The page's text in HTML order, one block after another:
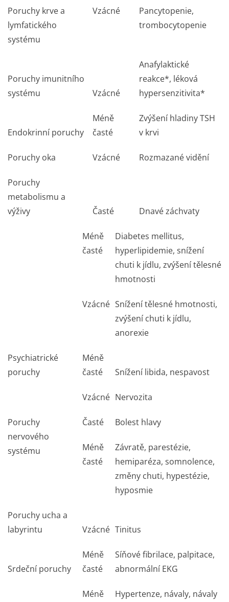
Poruchy krve a
lymfatického
systému
Vzácné
Pancytopenie,
trombocytopenie
Poruchy imunitního
systému
Vzácné
Anafylaktické
reakce*, léková
hypersenzitivita*
Endokrinní poruchy
Méně
časté
Zvýšení hladiny TSH
v krvi
Poruchy oka Vzácné Rozmazané vidění
Poruchy
metabolismu a
výživy
Časté Dnavé záchvaty
Méně
časté
Diabetes mellitus,
hyperlipidemie, snížení
chuti k jídlu, zvýšení tělesné
hmotnosti
Vzácné Snížení tělesné hmotnosti,
zvýšení chuti k jídlu,
anorexie
Psychiatrické
poruchy
Méně
časté
Snížení libida, nespavost
Vzácné Nervozita
Poruchy
nervového
systému
Časté Bolest hlavy
Méně
časté
Závratě, parestézie,
hemiparéza, somnolence,
změny chuti, hypestézie,
hyposmie
Poruchy ucha a
labyrintu
Vzácné Tinitus
Srdeční poruchy
Méně
časté
Síňové fibrilace, palpitace,
abnormální EKG
Méně
Hypertenze, návaly, návaly